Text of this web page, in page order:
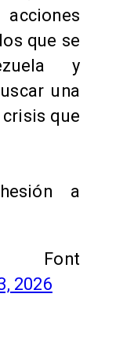
que se
y
una
que
a
Font
2026